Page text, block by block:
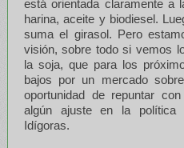
está orientada claramente a
harina, aceite y biodiesel.
suma el girasol. Pero
visión, sobre todo si vemos
la soja, que para los
bajos por un mercado
oportunidad de repuntar
algún ajuste en la política
Idígoras.